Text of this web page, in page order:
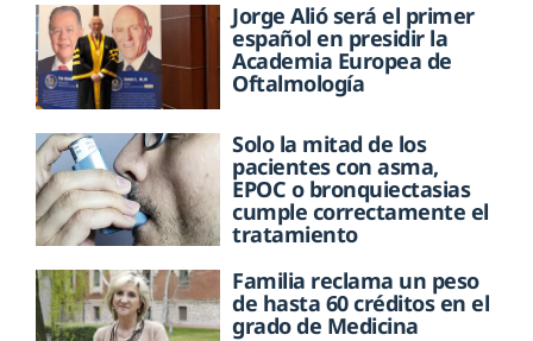
Jorge Alió será el primer
español en presidir la
Academia Europea de
Oftalmología
Solo la mitad de los
pacientes con asma,
EPOC o bronquiectasias
cumple correctamente el
tratamiento
Familia reclama un peso
de hasta 60 créditos en el
grado de Medicina